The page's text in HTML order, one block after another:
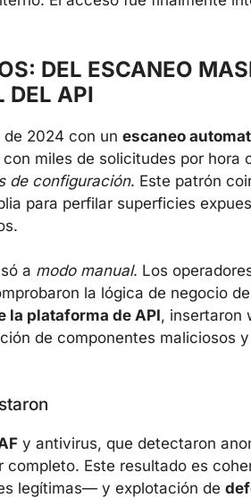
DEL ESCANEO
DEL API
2024 con un escaneo
miles de solicitudes por hora
de configuración. Este patrón
para perfilar superficies
a modo manual. Los
la lógica de negocio
la plataforma de API, insertaron
de componentes maliciosos
y antivirus, que detectaron
completo. Este resultado es
legítimas— y explotación de